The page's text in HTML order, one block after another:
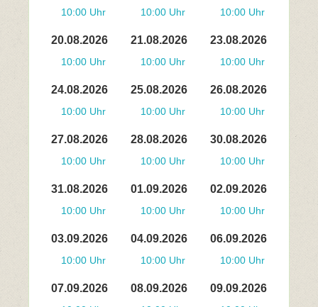
10:00 Uhr 10:00 Uhr 10:00 Uhr
20.08.2026
10:00 Uhr
21.08.2026
10:00 Uhr
23.08.2026
10:00 Uhr
24.08.2026
10:00 Uhr
25.08.2026
10:00 Uhr
26.08.2026
10:00 Uhr
27.08.2026
10:00 Uhr
28.08.2026
10:00 Uhr
30.08.2026
10:00 Uhr
31.08.2026
10:00 Uhr
01.09.2026
10:00 Uhr
02.09.2026
10:00 Uhr
03.09.2026
10:00 Uhr
04.09.2026
10:00 Uhr
06.09.2026
10:00 Uhr
07.09.2026 08.09.2026 09.09.2026